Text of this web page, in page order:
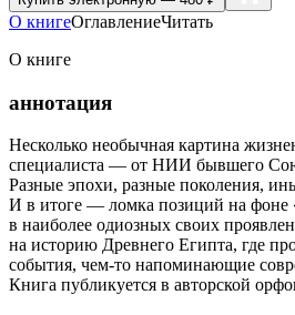
О книгеОглавлениеЧитать
О книге
аннотация
Несколько необычная картина
специалиста — от НИИ бывшего
Разные эпохи, разные поколения,
И в итоге — ломка позиций на фоне
в наиболее одиозных своих
на историю Древнего Египта, где
события, чем-то напоминающие
Книга публикуется в авторской